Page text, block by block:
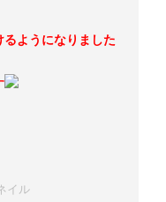
ようになりました
イル